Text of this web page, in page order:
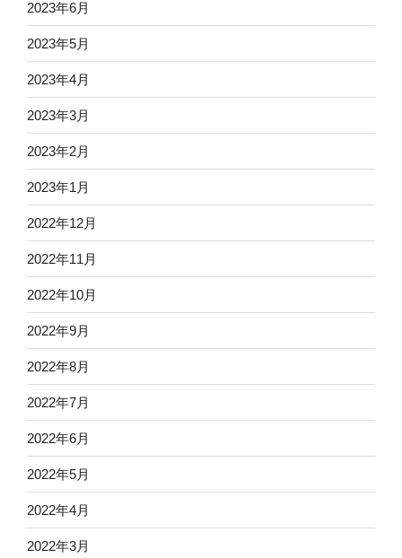
2023年6月
2023年5月
2023年4月
2023年3月
2023年2月
2023年1月
2022年12月
2022年11月
2022年10月
2022年9月
2022年8月
2022年7月
2022年6月
2022年5月
2022年4月
2022年3月